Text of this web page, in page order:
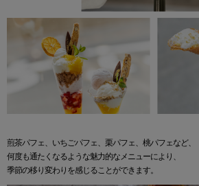
煎茶パフェ、いちごパフェ、栗パフェ、桃パフェなど、
何度も通たくなるような魅⼒的なメニューにより、
季節の移り変わりを感じることができます。